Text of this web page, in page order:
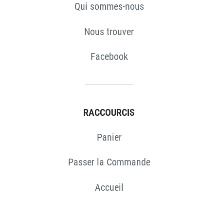
Qui sommes-nous
Nous trouver
Facebook
RACCOURCIS
Panier
Passer la Commande
Accueil